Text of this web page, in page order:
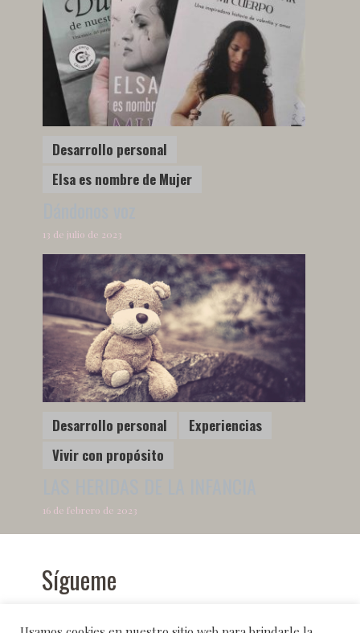
Desarrollo personal
Elsa es nombre de Mujer
13 de julio de 2023
Desarrollo personal
Experiencias
Vivir con propósito
16 de febrero de 2023
Sígueme